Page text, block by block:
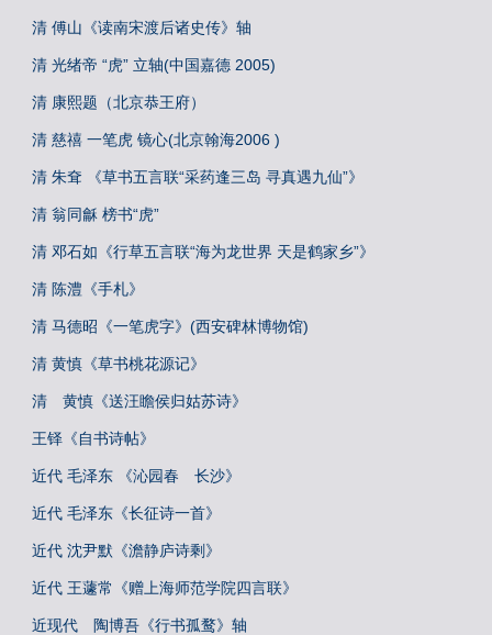
清 傅山《读南宋渡后诸史传》轴
清 光绪帝 “虎” 立轴(中国嘉德 2005)
清 康熙题（北京恭王府）
清 慈禧 一笔虎 镜心(北京翰海2006 )
清 朱耷 《草书五言联“采药逢三岛 寻真遇九仙”》
清 翁同龢 榜书“虎”
清 邓石如《行草五言联“海为龙世界 天是鹤家乡”》
清 陈澧《手札》
清 马德昭《一笔虎字》(西安碑林博物馆)
清 黄慎《草书桃花源记》
清 黄慎《送汪瞻侯归姑苏诗》
王铎《自书诗帖》
近代 毛泽东 《沁园春 长沙》
近代 毛泽东《长征诗一首》
近代 沈尹默《澹静庐诗剩》
近代 王蘧常《赠上海师范学院四言联》
近现代 陶博吾《行书孤鹜》轴